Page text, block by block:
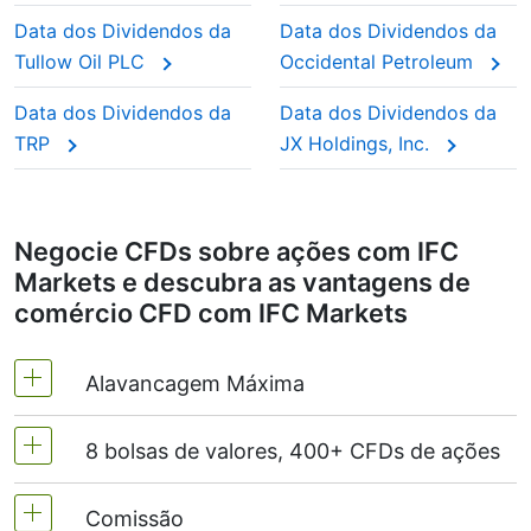
qualquer pessoa interessada em rendimentos
consistentes, acompanhar a data do dividendo da XOM
pode ajudar a planear as negociações e a compreender
quando os retornos estão a chegar.
“ações de dividendos” porque os investidores
confiam que continuarão a pagar ano após ano.
dividendo ser-lhe-á deduzido.
Este ajuste garante que o preço do CFD reflete o
valor real de mercado das ações, como se
estivesse a deter as ações reais.
Data dos Dividendos da
Tullow Oil PLC
Data dos Dividendos da
Occidental Petroleum
Data dos Dividendos da
TRP
Data dos Dividendos da
JX Holdings, Inc.
Negocie CFDs sobre ações com IFC
Markets e descubra as vantagens de
comércio CFD com IFC Markets
Alavancagem Máxima
MetaTrader4 & MetaTrader5 -1:20 (margem de
5%)
8 bolsas de valores, 400+ CFDs de ações
Oferecemos mais de 400 CFDs nas seguintes
Comissão